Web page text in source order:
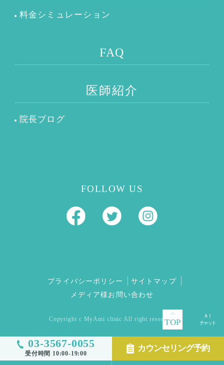
TOP
03-3567-0055
受付時間 10:00-19:00
カウンセリング予約
料金シミュレーション
FAQ
医師紹介
院長ブログ
FOLLOW US
プライバシーポリシー
サイトマップ
メディア様お問い合わせ
Copyright c MyAmi clinic All right reserved.